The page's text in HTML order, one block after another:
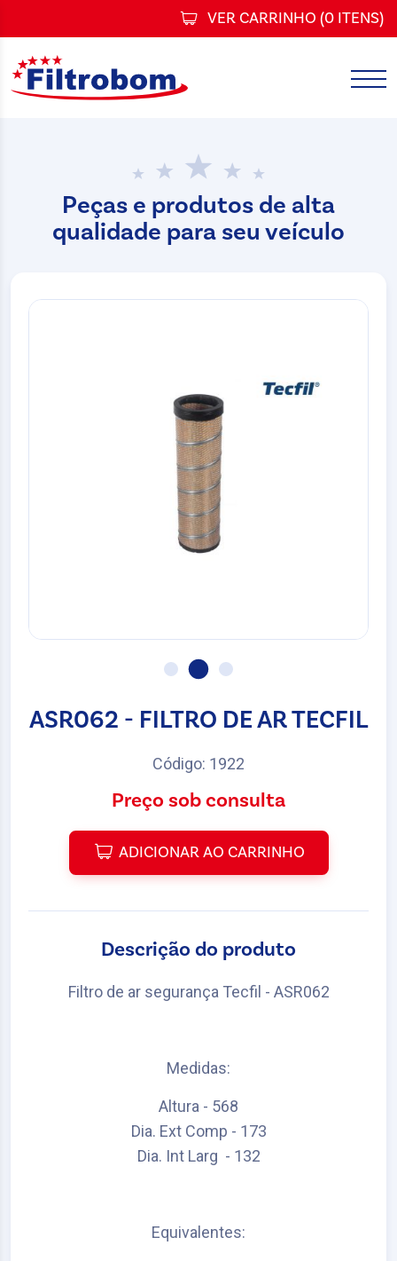
VER CARRINHO (0 ITENS)
Peças e produtos de alta
qualidade para seu veículo
ASR062 - FILTRO DE AR TECFIL
Código: 1922
Preço sob consulta
ADICIONAR AO CARRINHO
Descrição do produto
Filtro de ar segurança Tecfil - ASR062
Medidas:
Altura - 568
Dia. Ext Comp - 173
Dia. Int Larg - 132
Equivalentes: